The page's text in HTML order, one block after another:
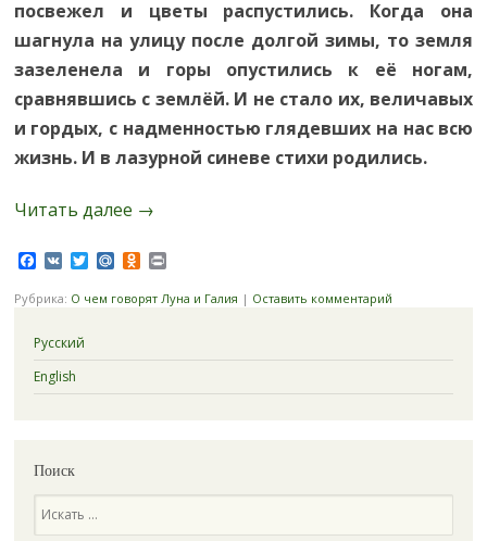
посвежел и цветы распустились. Когда она
шагнула на улицу после долгой зимы, то земля
зазеленела и горы опустились к её ногам,
сравнявшись с землёй. И не стало их, величавых
и гордых, с надменностью глядевших на нас всю
жизнь. И в лазурной синеве стихи родились.
Читать далее →
Facebook
VKTwitterMail.RuOdnoklassniki
Print
Рубрика: О чем говорят Луна и Галия | Оставить комментарий
Русский
English
Поиск